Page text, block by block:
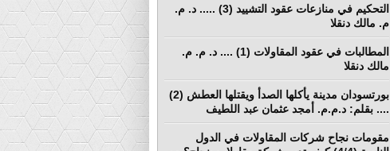
التحكيم في منازعات عقود التشييد (3) ..... د. م.
م. مالك دنقلا
المطالبات في عقود المقاولات (1) .... د. م. م.
مالك دنقلا
بورتسودان مدينة يأكلها الصدأ ويقتلها العطش (2)
.... بقلم: د.م.م. أمجد عثمان عبد اللطيف
مقومات نجاح شركات المقاولات في الدول